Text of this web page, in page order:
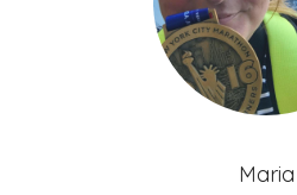
Maria